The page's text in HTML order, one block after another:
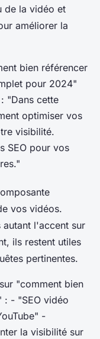
de la vidéo et
améliorer la
bien référencer
pour 2024"
"Dans cette
optimiser vos
visibilité.
SEO pour vos
vos vidéos.
autant l'accent sur
ils restent utiles
pertinentes.
"comment bien
: - "SEO vidéo
-
la visibilité sur